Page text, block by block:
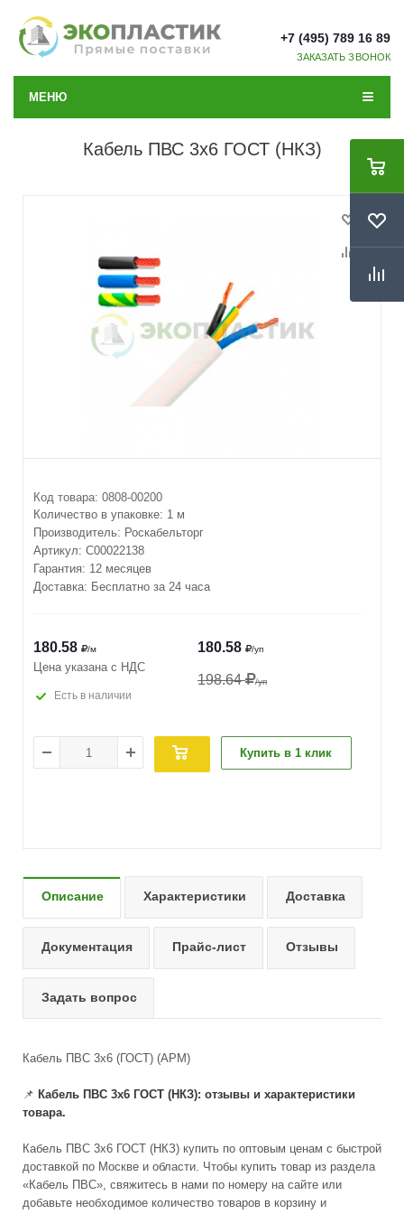
+7 (495) 789 16 89
ЗАКАЗАТЬ ЗВОНОК
МЕНЮ
Кабель ПВС 3x6 ГОСТ (НКЗ)
Код товара: 0808-00200
Количество в упаковке: 1 м
Производитель: Роскабельторг
Артикул: С00022138
Гарантия: 12 месяцев
Доставка: Бесплатно за 24 часа
180.58 /уп
198.64 /уп
180.58 /м
Цена указана с НДС
Есть в наличии
Купить в 1 клик
Описание Характеристики Доставка
Документация Прайс-лист Отзывы
Задать вопрос
Кабель ПВС 3х6 (ГОСТ) (АРМ)
📌 Кабель ПВС 3x6 ГОСТ (НКЗ): отзывы и характеристики
товара.
Кабель ПВС 3x6 ГОСТ (НКЗ) купить по оптовым ценам с быстрой
доставкой по Москве и области. Чтобы купить товар из раздела
«Кабель ПВС», свяжитесь в нами по номеру на сайте или
добавьте необходимое количество товаров в корзину и